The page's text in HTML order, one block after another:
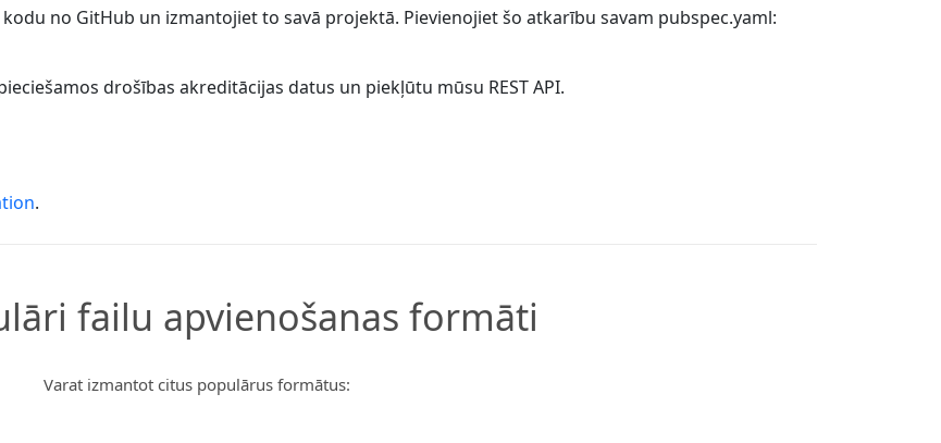
no GitHub un izmantojiet to savā projektā. Pievienojiet šo atkarību savam pubspec.yaml:
drošības akreditācijas datus un piekļūtu mūsu REST API.
.
failu apvienošanas formāti
Varat izmantot citus populārus formātus: